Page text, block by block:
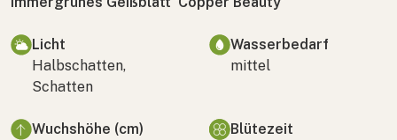
Licht
Halbschatten,
Schatten
Wasserbedarf
mittel
Wuchshöhe (cm)
Blütezeit